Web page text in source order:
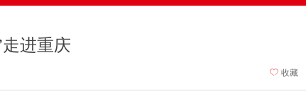
进重庆
ꄀ 收藏